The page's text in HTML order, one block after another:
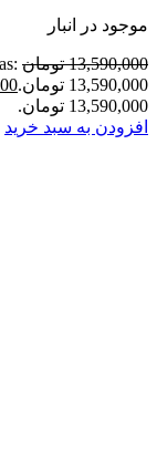
موجود در انبار
13,590,000 تومان
13,590,000 تومان.
13,590,000 تومان.
افزودن به سبد خرید